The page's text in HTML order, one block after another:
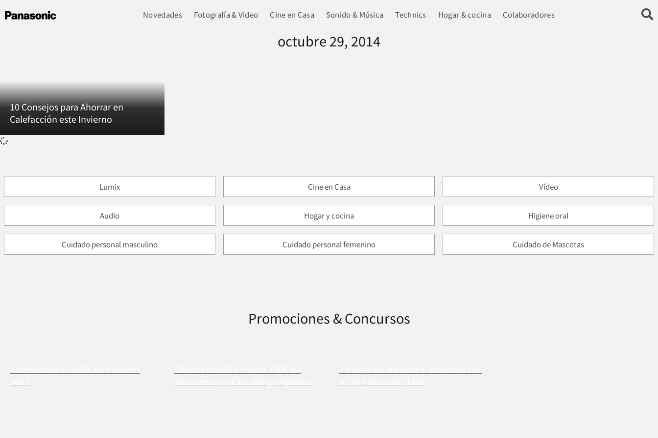
Novedades Fotografía & Video Cine en Casa Sonido & Música Technics Hogar & cocina Colaboradores
octubre 29, 2014
10 Consejos para Ahorrar en
Calefacción este Invierno
Lumix Cine en Casa Vídeo
Audio Hogar y cocina Higiene oral
Cuidado personal masculino Cuidado personal femenino Cuidado de Mascotas
Promociones & Concursos